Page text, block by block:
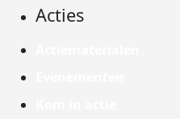
Acties